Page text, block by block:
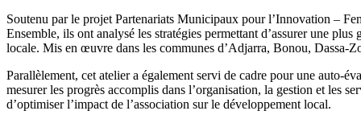
Soutenu par le projet Partenariats Municipaux pour l’Innovation –
Ensemble, ils ont analysé les stratégies permettant d’assurer une
locale. Mis en œuvre dans les communes d’Adjarra, Bonou,
Parallèlement, cet atelier a également servi de cadre pour une auto-
mesurer les progrès accomplis dans l’organisation, la gestion et les
d’optimiser l’impact de l’association sur le développement local.